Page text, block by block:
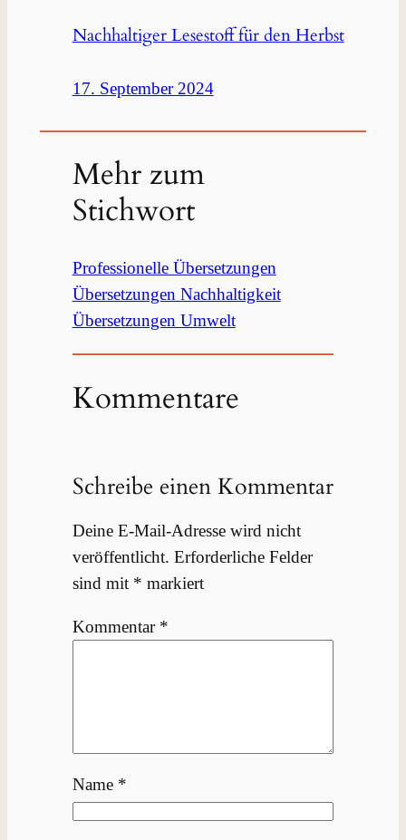
Nachhaltiger Lesestoff für den Herbst
17. September 2024
Mehr zum
Stichwort
Professionelle Übersetzungen
Übersetzungen Nachhaltigkeit
Übersetzungen Umwelt
Kommentare
Schreibe einen Kommentar
Deine E-Mail-Adresse wird nicht
veröffentlicht. Erforderliche Felder
sind mit * markiert
Kommentar *
Name *